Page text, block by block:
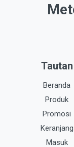
Tautan
Beranda
Produk
Promosi
Keranjang
Masuk